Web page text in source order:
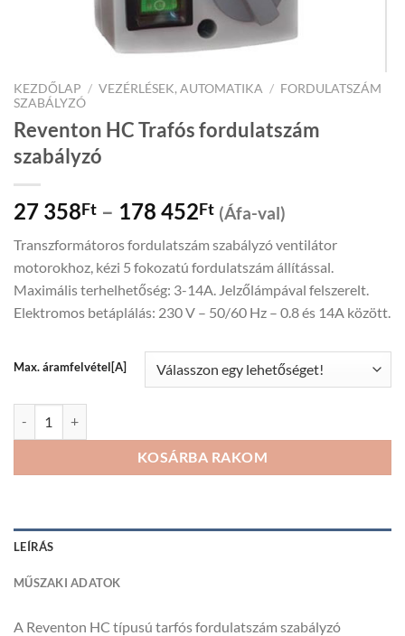
KEZDŐLAP / VEZÉRLÉSEK, AUTOMATIKA / FORDULATSZÁM
SZABÁLYZÓ
Reventon HC Trafós fordulatszám
szabályzó
27 358Ft – 178 452FtPrice
27
358Ft
through
178
(Áfa-val)
Transzformátoros fordulatszám szabályzó ventilátor
motorokhoz, kézi 5 fokozatú fordulatszám állítással.
Maximális terhelhetőség: 3-14A. Jelzőlámpával felszerelt.
Elektromos betáplálás: 230 V – 50/60 Hz – 0.8 és 14A között.
Max. áramfelvétel[A]
KOSÁRBA RAKOM
LEÍRÁS
MŰSZAKI ADATOK
A Reventon HC típusú tarfós fordulatszám szabályzó